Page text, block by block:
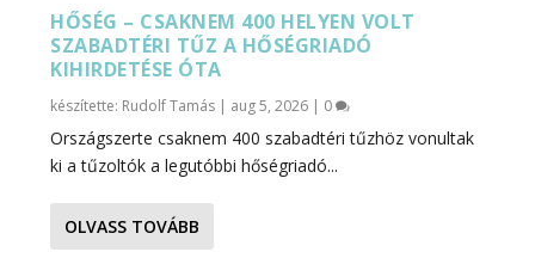
HŐSÉG – CSAKNEM 400 HELYEN VOLT
SZABADTÉRI TŰZ A HŐSÉGRIADÓ
KIHIRDETÉSE ÓTA
készítette: Rudolf Tamás | aug 5, 2026 | 0
Országszerte csaknem 400 szabadtéri tűzhöz vonultak
ki a tűzoltók a legutóbbi hőségriadó...
OLVASS TOVÁBB